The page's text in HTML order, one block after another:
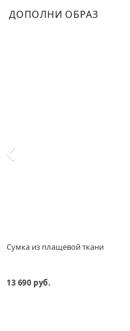
ДОПОЛНИ ОБРАЗ
Сумка из плащевой ткани
13 690 руб.